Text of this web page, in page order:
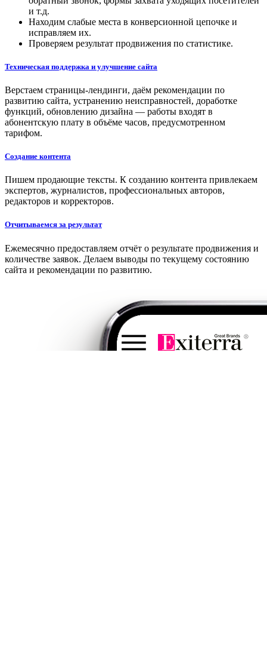
и т.д.
Находим слабые места в конверсионной цепочке и
исправляем их.
Проверяем результат продвижения по статистике.
Техническая поддержка и улучшение сайта
Верстаем страницы-лендинги, даём рекомендации по
развитию сайта, устранению неисправностей, доработке
функций, обновлению дизайна — работы входят в
абонентскую плату в объёме часов, предусмотренном
тарифом.
Создание контента
Пишем продающие тексты. К созданию контента привлекаем
экспертов, журналистов, профессиональных авторов,
редакторов и корректоров.
Отчитываемся за результат
Ежемесячно предоставляем отчёт о результате продвижения и
количестве заявок. Делаем выводы по текущему состоянию
сайта и рекомендации по развитию.